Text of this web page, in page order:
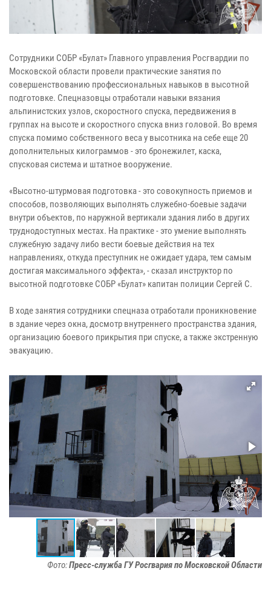
Сотрудники СОБР «Булат» Главного управления Росгвардии по
Московской области провели практические занятия по
совершенствованию профессиональных навыков в высотной
подготовке. Спецназовцы отработали навыки вязания
альпинистских узлов, скоростного спуска, передвижения в
группах на высоте и скоростного спуска вниз головой. Во время
спуска помимо собственного веса у высотника на себе еще 20
дополнительных килограммов - это бронежилет, каска,
спусковая система и штатное вооружение.
«Высотно-штурмовая подготовка - это совокупность приемов и
способов, позволяющих выполнять служебно-боевые задачи
внутри объектов, по наружной вертикали здания либо в других
труднодоступных местах. На практике - это умение выполнять
служебную задачу либо вести боевые действия на тех
направлениях, откуда преступник не ожидает удара, тем самым
достигая максимального эффекта», - сказал инструктор по
высотной подготовке СОБР «Булат» капитан полиции Сергей С.
В ходе занятия сотрудники спецназа отработали проникновение
в здание через окна, досмотр внутреннего пространства здания,
организацию боевого прикрытия при спуске, а также экстренную
эвакуацию.
Фото:Пресс-служба ГУ Росгвария по Московской Области